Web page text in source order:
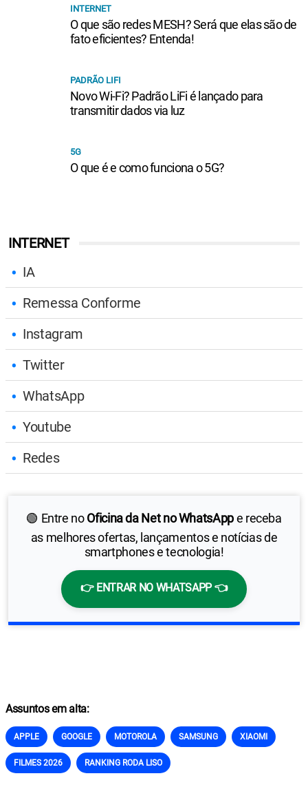
INTERNET
IA
Remessa Conforme
Instagram
Twitter
WhatsApp
Youtube
Redes
🟢 Entre noOficina da Net no WhatsAppe receba
as melhores ofertas, lançamentos e notícias de
smartphones e tecnologia!
👉 ENTRAR NO WHATSAPP 👈
INTERNET
O que são redes MESH? Será que elas são de
fato eficientes? Entenda!
PADRÃO LIFI
Novo Wi-Fi? Padrão LiFi é lançado para
transmitir dados via luz
5G
O que é e como funciona o 5G?
Assuntos em alta:
APPLE GOOGLE MOTOROLA SAMSUNG XIAOMI
FILMES 2026 RANKING RODA LISO